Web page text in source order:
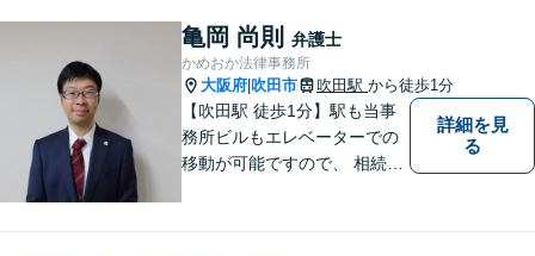
ごとに対応！まずは無料相談
にお越しください。【完全個
室対応】
亀岡 尚則 弁護士
かめおか法律事務所
大阪府 吹田市 吹田駅 から徒歩1分
【吹田駅 徒歩1分】駅も当事
務所ビルもエレベーターでの
移動が可能ですので、 相続の
詳細を見
る